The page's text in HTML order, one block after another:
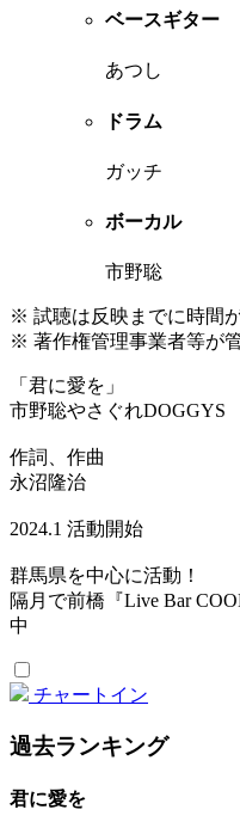
ベースギター
あつし
ドラム
ガッチ
ボーカル
市野聡
※ 試聴は反映までに時間
※ 著作権管理事業者等が
「君に愛を」
市野聡やさぐれDOGGYS
作詞、作曲
永沼隆治
2024.1 活動開始
群馬県を中心に活動！
隔月で前橋『Live Bar
中
チャートイン
過去ランキング
君に愛を